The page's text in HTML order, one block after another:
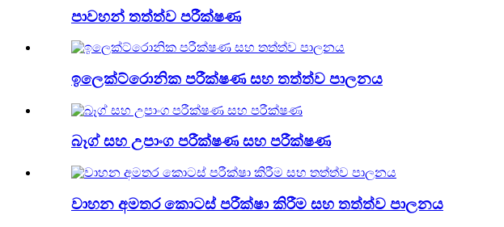
පාවහන් තත්ත්ව පරීක්ෂණ
ඉලෙක්ට්රොනික පරීක්ෂණ සහ තත්ත්ව පාලනය
බෑග් සහ උපාංග පරීක්ෂණ සහ පරීක්ෂණ
වාහන අමතර කොටස් පරීක්ෂා කිරීම සහ තත්ත්ව පාලනය